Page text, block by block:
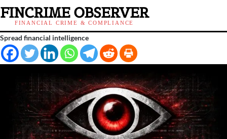
FINCRIME OBSERVER
FINANCIAL CRIME & COMPLIANCE
Spread financial intelligence